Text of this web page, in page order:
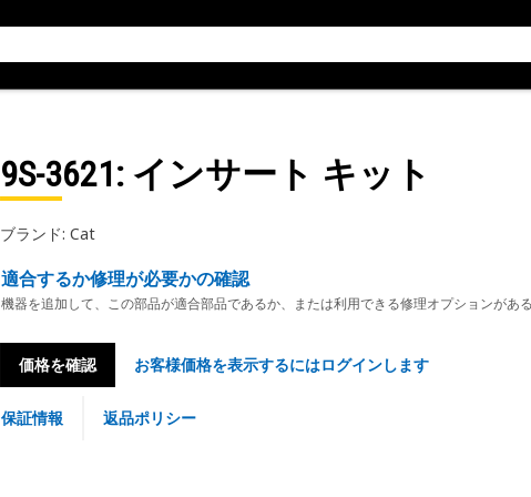
9S-3621: インサート キット
ブランド: Cat
適合するか修理が必要かの確認
機器を追加して、この部品が適合部品であるか、または利用できる修理オプションがあ
価格を確認 お客様価格を表示するにはログインします
保証情報 返品ポリシー